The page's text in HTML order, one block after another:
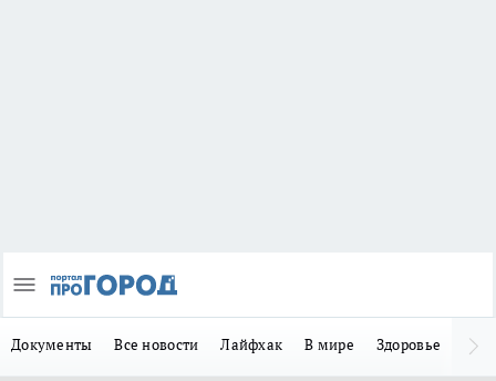
Документы Все новости Лайфхак В мире Здоровье